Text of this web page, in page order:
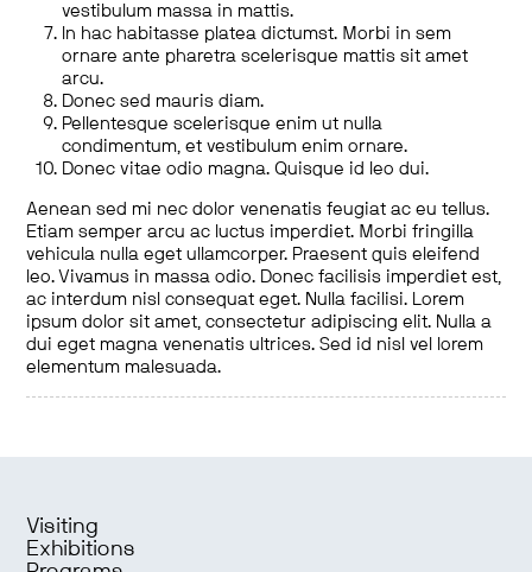
vestibulum massa in mattis.
In hac habitasse platea dictumst. Morbi in sem
ornare ante pharetra scelerisque mattis sit amet
arcu.
Donec sed mauris diam.
Pellentesque scelerisque enim ut nulla
condimentum, et vestibulum enim ornare.
Donec vitae odio magna. Quisque id leo dui.
Aenean sed mi nec dolor venenatis feugiat ac eu tellus.
Etiam semper arcu ac luctus imperdiet. Morbi fringilla
vehicula nulla eget ullamcorper. Praesent quis eleifend
leo. Vivamus in massa odio. Donec facilisis imperdiet est,
ac interdum nisl consequat eget. Nulla facilisi. Lorem
ipsum dolor sit amet, consectetur adipiscing elit. Nulla a
dui eget magna venenatis ultrices. Sed id nisl vel lorem
elementum malesuada.
Visiting
Exhibitions